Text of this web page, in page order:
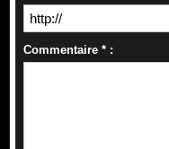
Commentaire * :